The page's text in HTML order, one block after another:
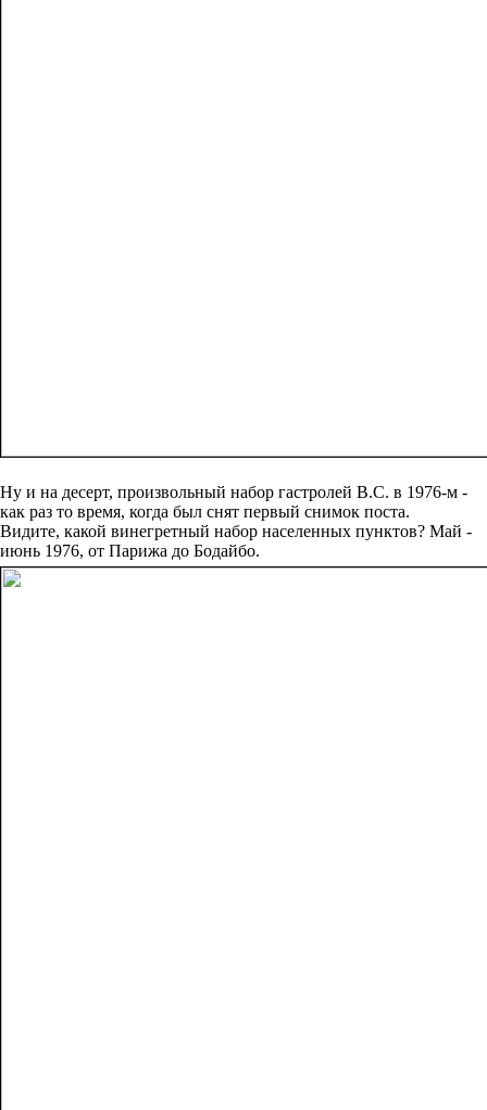
Ну и на десерт, произвольный набор гастролей В.С. в 1976-м -
как раз то время, когда был снят первый снимок поста.
Видите, какой винегретный набор населенных пунктов? Май -
июнь 1976, от Парижа до Бодайбо.